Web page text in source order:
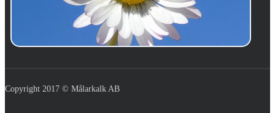
Copyright 2017 © Målarkalk AB